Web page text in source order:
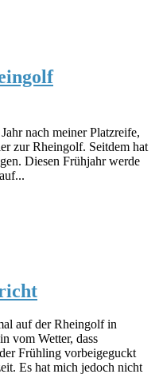
nach meiner Platzreife,
zur Rheingolf. Seitdem hat
Diesen Frühjahr werde
auf der Rheingolf in
vom Wetter, dass
Frühling vorbeigeguckt
Es hat mich jedoch nicht